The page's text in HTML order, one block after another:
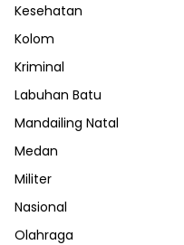
Kesehatan
Kolom
Kriminal
Labuhan Batu
Mandailing Natal
Medan
Militer
Nasional
Olahraga